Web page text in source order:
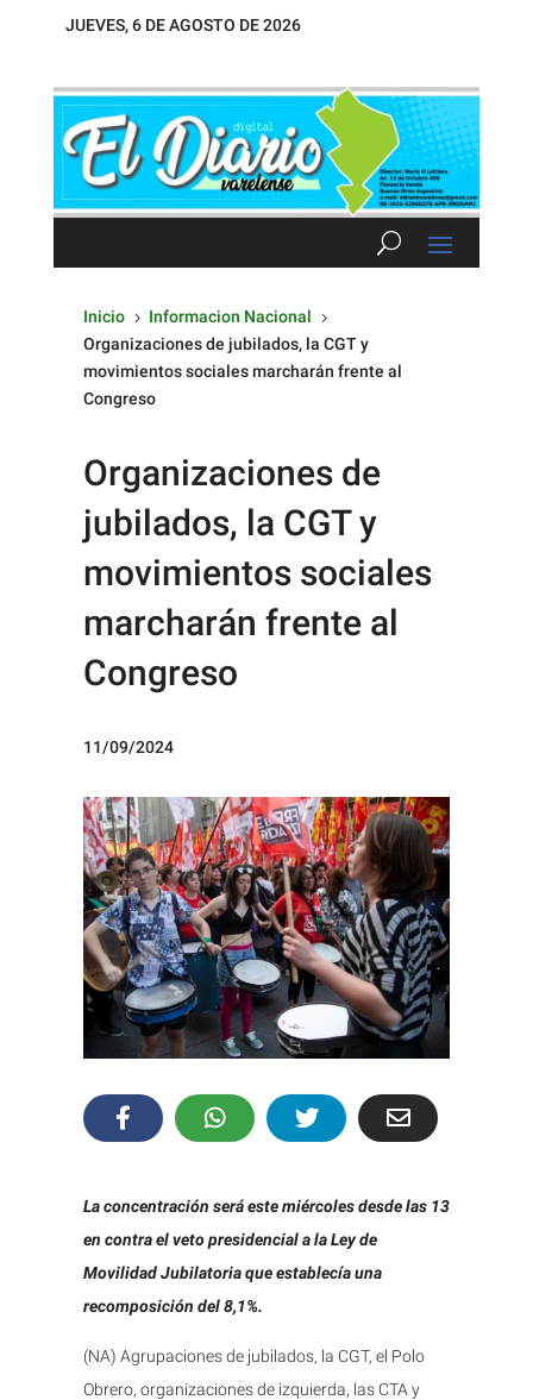
JUEVES, 6 DE AGOSTO DE 2026
Inicio 5 Informacion Nacional 5
Organizaciones de jubilados, la CGT y
movimientos sociales marcharán frente al
Congreso
Organizaciones de
jubilados, la CGT y
movimientos sociales
marcharán frente al
Congreso
11/09/2024
La concentración será este miércoles desde las 13
en contra el veto presidencial a la Ley de
Movilidad Jubilatoria que establecía una
recomposición del 8,1%.
(NA) Agrupaciones de jubilados, la CGT, el Polo
Obrero, organizaciones de izquierda, las CTA y